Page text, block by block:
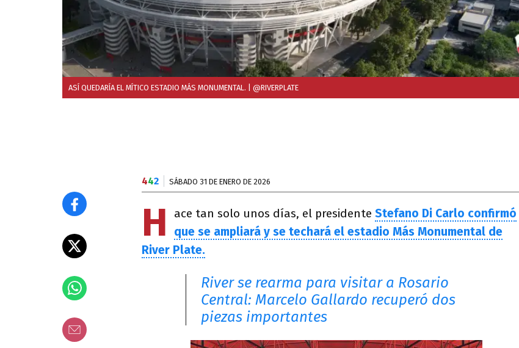
ASÍ QUEDARÍA EL MÍTICO ESTADIO MÁS MONUMENTAL. | @RIVERPLATE
442 SÁBADO 31 DE ENERO DE 2026
H ace tan solo unos días, el presidente Stefano Di Carlo confirmó
que se ampliará y se techará el estadio Más Monumental de
River Plate.
River se rearma para visitar a Rosario
Central: Marcelo Gallardo recuperó dos
piezas importantes